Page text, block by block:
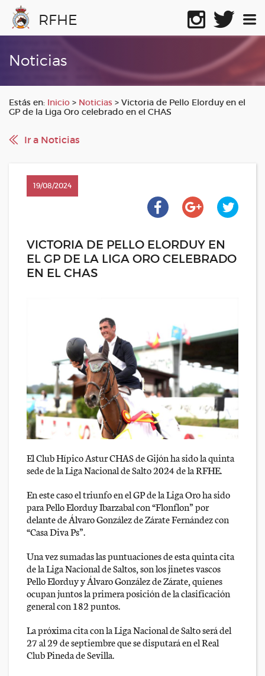
RFHE
Noticias
Estás en: Inicio > Noticias > Victoria de Pello Elorduy en el
GP de la Liga Oro celebrado en el CHAS
Ir a Noticias
19/08/2024
VICTORIA DE PELLO ELORDUY EN
EL GP DE LA LIGA ORO CELEBRADO
EN EL CHAS
El Club Hípico Astur CHAS de Gijón ha sido la quinta
sede de la Liga Nacional de Salto 2024 de la RFHE.
En este caso el triunfo en el GP de la Liga Oro ha sido
para Pello Elorduy Ibarzabal con “Flonflon” por
delante de Álvaro González de Zárate Fernández con
“Casa Diva Ps”.
Una vez sumadas las puntuaciones de esta quinta cita
de la Liga Nacional de Saltos, son los jinetes vascos
Pello Elorduy y Álvaro González de Zárate, quienes
ocupan juntos la primera posición de la clasificación
general con 182 puntos.
La próxima cita con la Liga Nacional de Salto será del
27 al 29 de septiembre que se disputará en el Real
Club Pineda de Sevilla.